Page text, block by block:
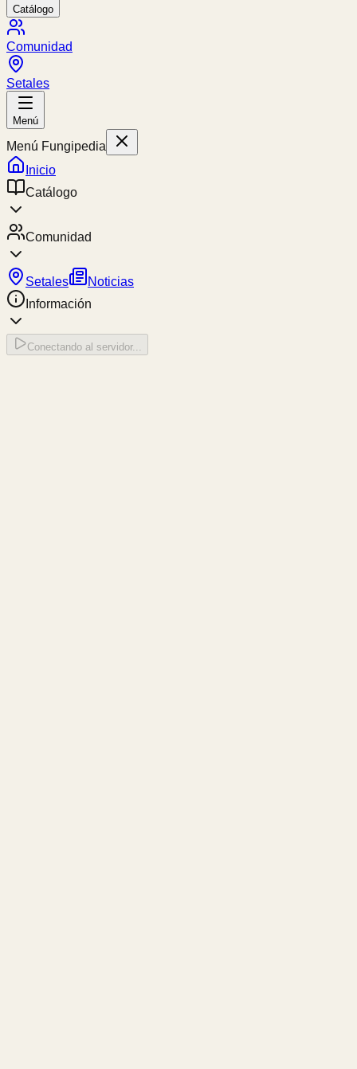
Catálogo
Comunidad
Setales
Menú
Menú Fungipedia
Inicio
Catálogo
Comunidad
Setales
Noticias
Información
Conectando al servidor...